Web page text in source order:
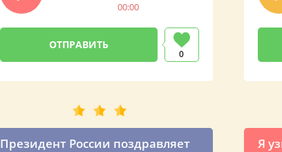
00:00
0
Президент России поздравляет
Я